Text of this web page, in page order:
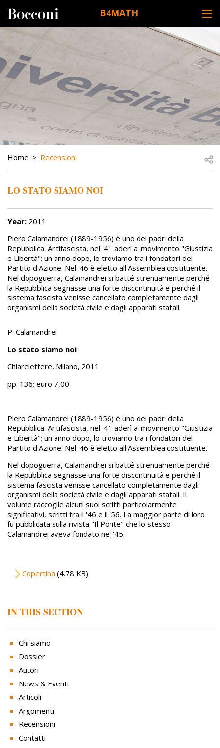
B4MATH
DESK NAVIGATION
BREADCRUMB
Home Recensioni
IN THIS SECTION
Chi siamo
Dossier
Autori
News & Eventi
Articoli
Argomenti
Recensioni
Contatti
LO STATO SIAMO NOI
Year: 2011
Piero Calamandrei (1889-1956) è uno dei padri della
Repubblica. Antifascista, nel '41 aderì al movimento "Giustizia
e Libertà"; un anno dopo, lo troviamo tra i fondatori del
Partito d'Azione. Nel '46 è eletto all'Assemblea costituente.
Nel dopoguerra, Calamandrei si batté strenuamente perché
la Repubblica segnasse una forte discontinuità e perché il
sistema fascista venisse cancellato completamente dagli
organismi della società civile e dagli apparati statali.
P. Calamandrei
Lo stato siamo noi
Chiarelettere, Milano, 2011
pp. 136; euro 7,00
Piero Calamandrei (1889-1956) è uno dei padri della
Repubblica. Antifascista, nel '41 aderì al movimento "Giustizia
e Libertà"; un anno dopo, lo troviamo tra i fondatori del
Partito d'Azione. Nel '46 è eletto all'Assemblea costituente.
Nel dopoguerra, Calamandrei si batté strenuamente perché
la Repubblica segnasse una forte discontinuità e perché il
sistema fascista venisse cancellato completamente dagli
organismi della società civile e dagli apparati statali. Il
volume raccoglie alcuni suoi scritti particolarmente
significativi, scritti tra il '46 e il '56. La maggior parte di loro
fu pubblicata sulla rivista "Il Ponte" che lo stesso
Calamandrei aveva fondato nel '45.
File
Copertina (4.78 KB)